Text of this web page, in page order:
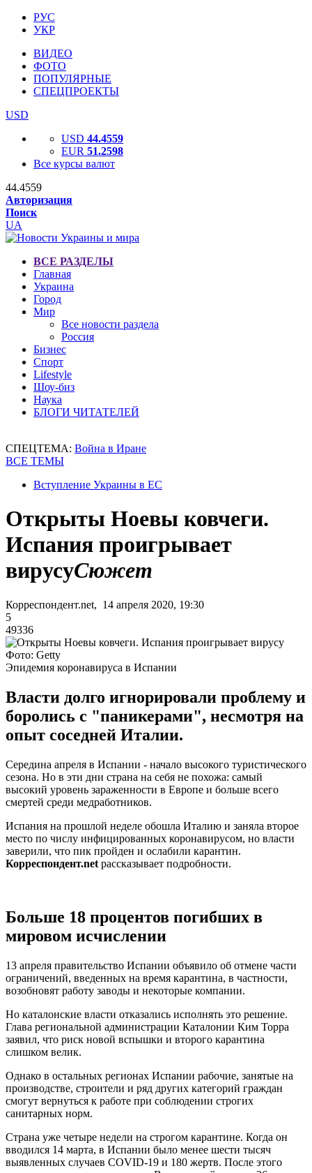
РУС
УКР
ВИДЕО
ФОТО
ПОПУЛЯРНЫЕ
СПЕЦПРОЕКТЫ
USD
USD 44.4559
EUR 51.2598
Все курсы валют
44.4559
Авторизация
Поиск
UA
ВСЕ РАЗДЕЛЫ
Главная
Украина
Город
Мир
Все новости раздела
Россия
Бизнес
Спорт
Lifestyle
Шоу-биз
Наука
БЛОГИ ЧИТАТЕЛЕЙ
СПЕЦТЕМА: Война в Иране
ВСЕ ТЕМЫ
Вступление Украины в ЕС
Открыты Ноевы ковчеги.
Испания проигрывает
вирусуСюжет
Корреспондент.net, 14 апреля 2020, 19:30
5
49336
Фото: Getty
Эпидемия коронавируса в Испании
Власти долго игнорировали проблему и
боролись с "паникерами", несмотря на
опыт соседней Италии.
Середина апреля в Испании - начало высокого туристического
сезона. Но в эти дни страна на себя не похожа: самый
высокий уровень зараженности в Европе и больше всего
смертей среди медработников.
Испания на прошлой неделе обошла Италию и заняла второе
место по числу инфицированных коронавирусом, но власти
заверили, что пик пройден и ослабили карантин.
Корреспондент.net рассказывает подробности.
Больше 18 процентов погибших в
мировом исчислении
13 апреля правительство Испании объявило об отмене части
ограничений, введенных на время карантина, в частности,
возобновят работу заводы и некоторые компании.
Но каталонские власти отказались исполнять это решение.
Глава региональной администрации Каталонии Ким Торра
заявил, что риск новой вспышки и второго карантина
слишком велик.
Однако в остальных регионах Испании рабочие, занятые на
производстве, строители и ряд других категорий граждан
смогут вернуться к работе при соблюдении строгих
санитарных норм.
Страна уже четыре недели на строгом карантине. Когда он
вводился 14 марта, в Испании было менее шести тысяч
выявленных случаев COVID-19 и 180 жертв. После этого